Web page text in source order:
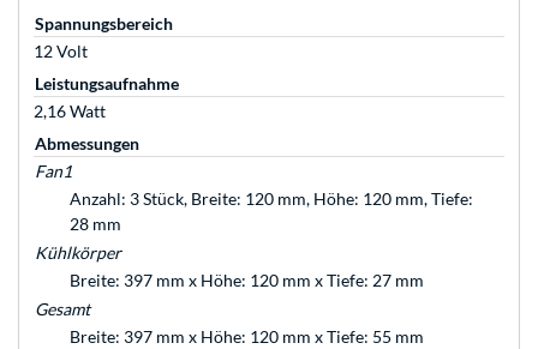
Spannungsbereich
12 Volt
Leistungsaufnahme
2,16 Watt
Abmessungen
Fan1
Anzahl: 3 Stück, Breite: 120 mm, Höhe: 120 mm, Tiefe:
28 mm
Kühlkörper
Breite: 397 mm x Höhe: 120 mm x Tiefe: 27 mm
Gesamt
Breite: 397 mm x Höhe: 120 mm x Tiefe: 55 mm